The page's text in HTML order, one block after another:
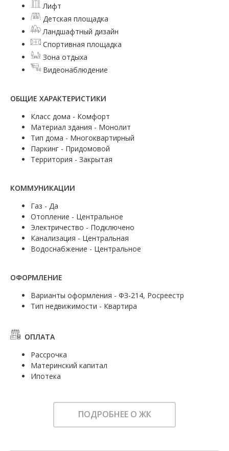
Лифт
Детская площадка
Ландшафтный дизайн
Спортивная площадка
Зона отдыха
Видеонаблюдение
ОБЩИЕ ХАРАКТЕРИСТИКИ
Класс дома - Комфорт
Материал здания - Монолит
Тип дома - Многоквартирный
Паркинг - Придомовой
Территория - Закрытая
КОММУНИКАЦИИ
Газ - Да
Отопление - Центральное
Электричество - Подключено
Канализация - Центральная
Водоснабжение - Центральное
ОФОРМЛЕНИЕ
Варианты оформления - ФЗ-214, Росреестр
Тип недвижимости - Квартира
ОПЛАТА
Рассрочка
Материнский капитал
Ипотека
ПОДРОБНЕЕ О ЖК